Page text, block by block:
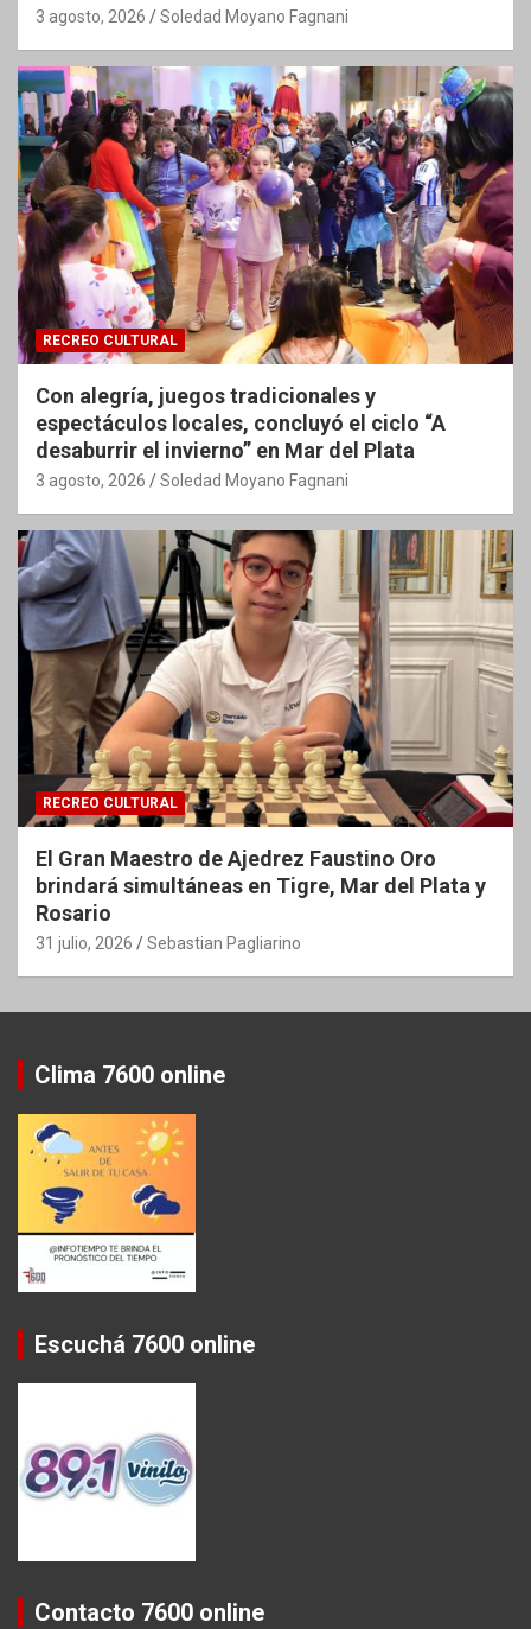
3 agosto, 2026 Soledad Moyano Fagnani
RECREO CULTURAL
Con alegría, juegos tradicionales y
espectáculos locales, concluyó el ciclo “A
desaburrir el invierno” en Mar del Plata
3 agosto, 2026 Soledad Moyano Fagnani
RECREO CULTURAL
El Gran Maestro de Ajedrez Faustino Oro
brindará simultáneas en Tigre, Mar del Plata y
Rosario
31 julio, 2026 Sebastian Pagliarino
Clima 7600 online
Escuchá 7600 online
Contacto 7600 online